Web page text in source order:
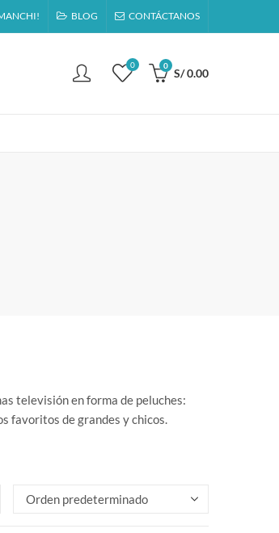
BLOG CONTÁCTANOS
0 0
S/0.00
televisión en forma de peluches:
favoritos de grandes y chicos.